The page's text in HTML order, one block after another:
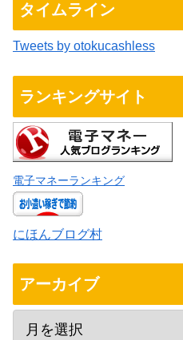
タイムライン
Tweets by otokucashless
ランキングサイト
電子マネーランキング
にほんブログ村
アーカイブ